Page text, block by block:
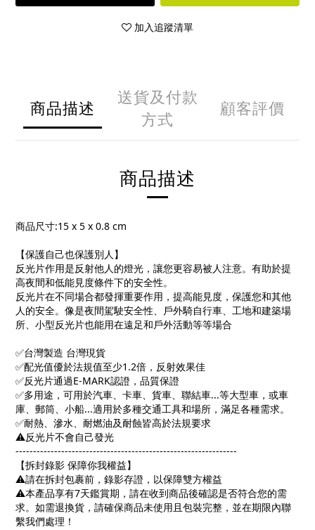
加入追蹤清單
商品描述
送貨及付款
方式
顧客評價
商品描述
商品尺寸:15 x 5 x 0.8 cm
【保護自己也保護別人】
反光片作用是反射他人的燈光，讓您更容易被人注意。有助於提
高夜間和低能見度條件下的安全性。
反光片在不同場合都發揮重要作用，提高能見度，保護您和其他
人的安全。像是夜間駕駛安全性、戶外騎自行車、工地和建築場
所、小型反光片也能用在遠足和戶外活動等等場合
✅台灣製造 台灣現貨
✅配光值優於法規值至少1.2倍，反射效果佳
✅反光片通過E-MARK認證，品質保證
✅多用途，可用於汽車、卡車、貨車、聯結車...等大型車，或車
庫、郵筒、小船...適用於多種交通工具和場所，滿足各種需求。
✅耐熱、滲水、耐燃油及耐蝕皆高於法規要求
⚠️反光片不會自己發光
---------------------------------------------------------------
【拆封錄影 保障你我權益】
⚠️請在拆封包裹前，錄影存證，以保障雙方權益
⚠️本產品享有7天鑑賞期，請在收到商品後確認是否符合您的需
求。如需退換貨，請確保商品未使用且包裝完整，並在期限內聯
繫我們處理！